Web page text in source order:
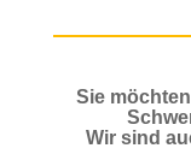
Sie
Wir sind